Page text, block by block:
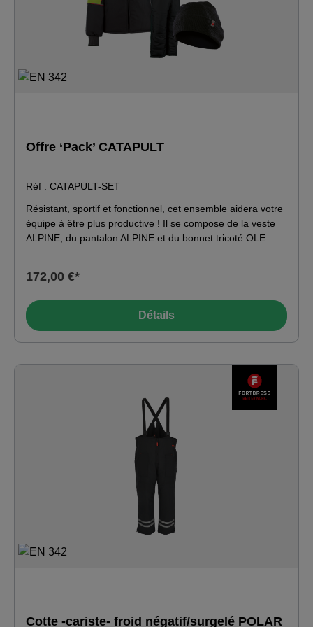
Offre ‘Pack’ CATAPULT
Réf : CATAPULT-SET
Résistant, sportif et fonctionnel, cet ensemble aidera votre
équipe à être plus productive ! Il se compose de la veste
ALPINE, du pantalon ALPINE et du bonnet tricoté OLE.
résistance à la déchirure grâce aux liaisons ripstop · coupe
fermeture à glissière frontale continue avec mentonnière ·
poche de poitrine plaquée avec compartiment à stylo à
gauche · poches latérales insérées · poche de manche
bande élastique dans le dos · empiècement et haut des
bras jaune vif · passepoils rouge-argent dans les coutures
ALPINE (EN 342:2017) Pantalon moyennement matelassé
· coupe confortable · tissu extérieur léger avec une
résistance élevée à la déchirure grâce aux liaisons ripstop
· plastron avant avec fermeture à glissière continue ·
bretelles élastiques réglables · empiècement élastique à
l‘entrejambe pour une meilleure liberté de mouvement ·
grandes poches latérales insérées · fermeture à glissière à
l‘intérieur de la jambe · passepoil rouge-argent dans la
couture latérale. BONNET TRICOTÉ OLE Avec double
172,00 €*
Détails
Cotte -cariste- froid négatif/surgelé POLAR